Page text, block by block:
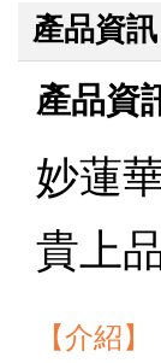
產品資訊
產品資
妙蓮
貴上
【介紹】